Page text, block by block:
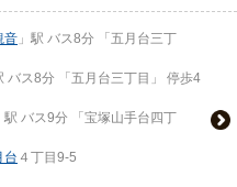
音 」駅 バス8分 「五月台三丁
バス8分 「五月台三丁目」 停歩4
駅 バス9分 「宝塚山手台四丁
台 ４丁目9-5